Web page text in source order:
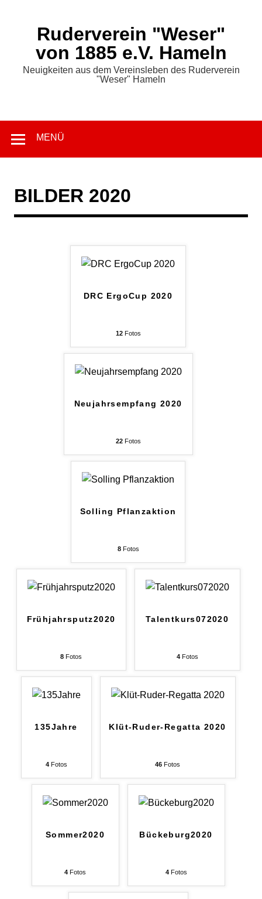
Ruderverein "Weser"
von 1885 e.V. Hameln
Neuigkeiten aus dem Vereinsleben des Ruderverein
"Weser" Hameln
MENÜ
BILDER 2020
DRC ErgoCup 2020
12Fotos
Neujahrsempfang 2020
22Fotos
Solling Pflanzaktion
8Fotos
Frühjahrsputz2020
8 Fotos
Talentkurs072020
4Fotos
135Jahre
4Fotos
Klüt-Ruder-Regatta 2020
46 Fotos
Sommer2020
4 Fotos
Bückeburg2020
4Fotos